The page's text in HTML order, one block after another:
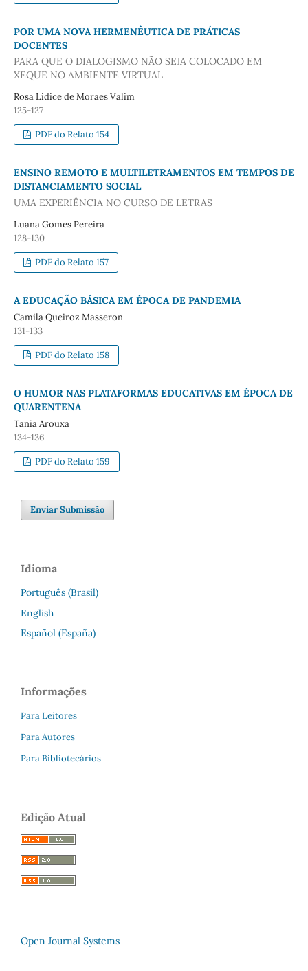
POR UMA NOVA HERMENÊUTICA DE PRÁTICAS
DOCENTES
PARA QUE O DIALOGISMO NÃO SEJA COLOCADO EM
XEQUE NO AMBIENTE VIRTUAL
Rosa Lidice de Moraes Valim
125-127
PDF do Relato 154
ENSINO REMOTO E MULTILETRAMENTOS EM TEMPOS DE
DISTANCIAMENTO SOCIAL
UMA EXPERIÊNCIA NO CURSO DE LETRAS
Luana Gomes Pereira
128-130
PDF do Relato 157
A EDUCAÇÃO BÁSICA EM ÉPOCA DE PANDEMIA
Camila Queiroz Masseron
131-133
PDF do Relato 158
O HUMOR NAS PLATAFORMAS EDUCATIVAS EM ÉPOCA DE
QUARENTENA
Tania Arouxa
134-136
PDF do Relato 159
Enviar Submissão
Idioma
Português (Brasil)
English
Español (España)
Informações
Para Leitores
Para Autores
Para Bibliotecários
Edição Atual
Open Journal Systems